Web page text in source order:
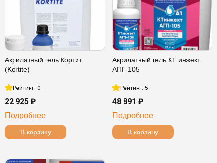
Акрилатный гель Кортит
(Kortite)
Рейтинг: 0
22 925 ₽
Подробнее
В корзину
Акрилатный гель КТ инжект
АПГ-105
Рейтинг: 5
48 891 ₽
Подробнее
В корзину